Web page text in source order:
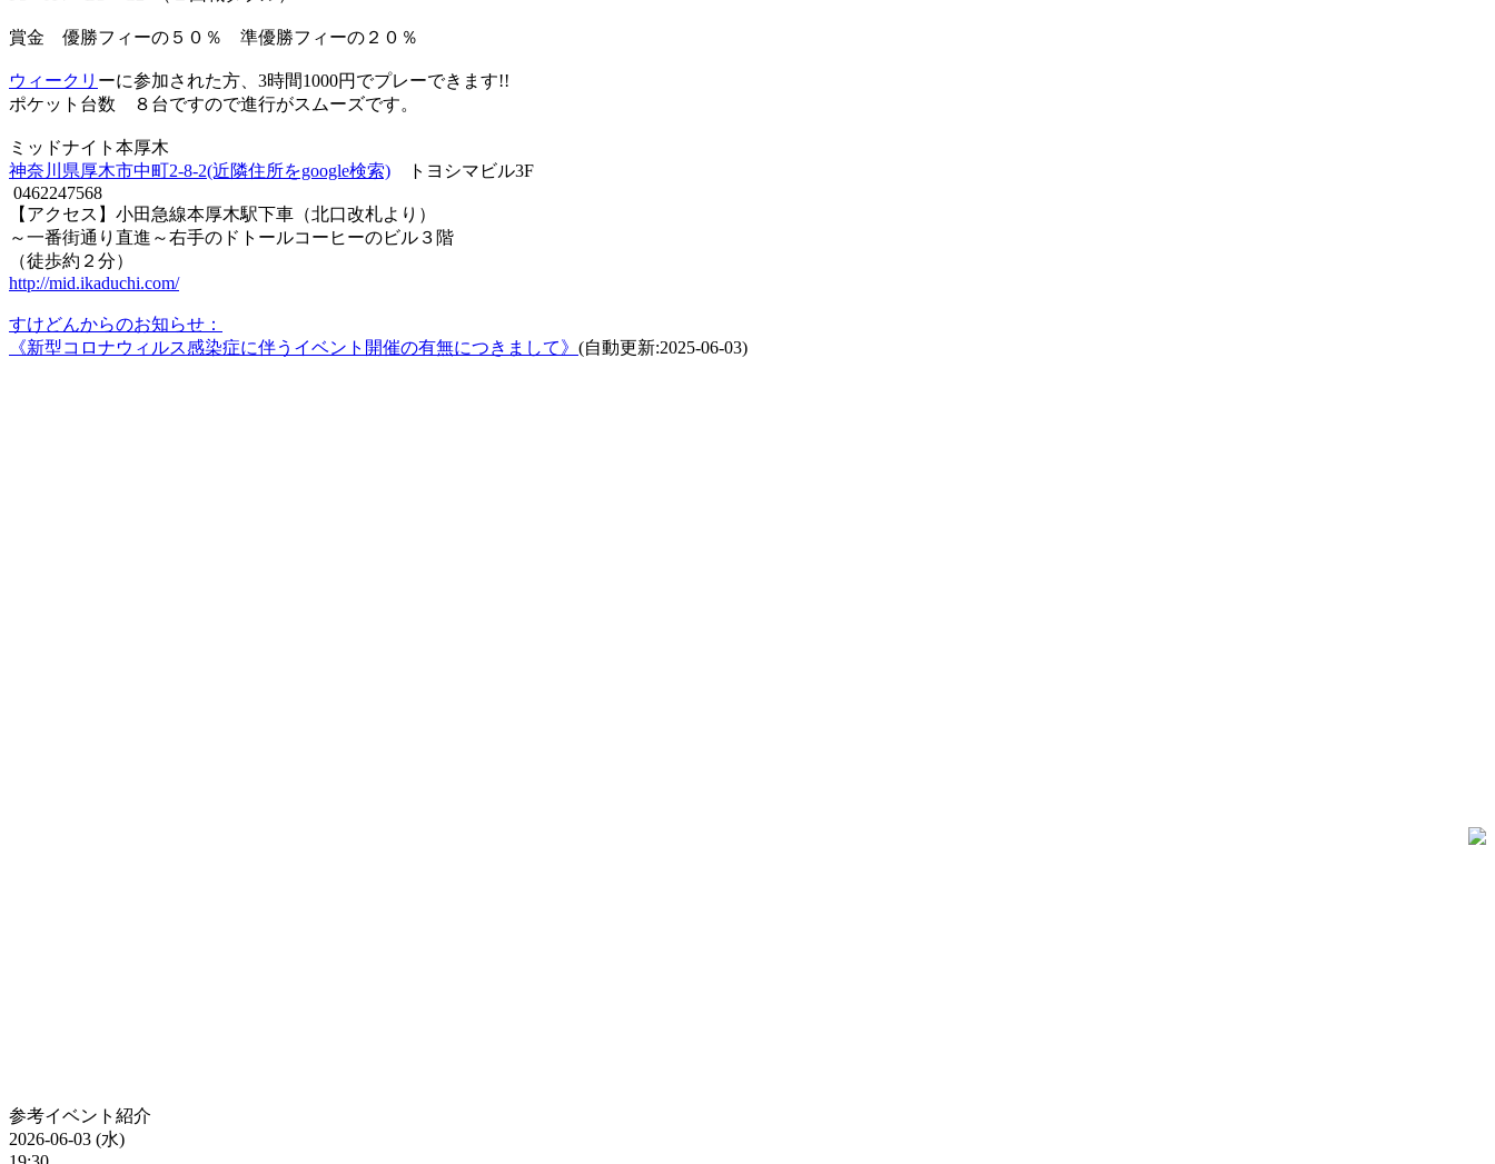
賞金 優勝フィーの５０％ 準優勝フィーの２０％
ウィークリ ーに参加された方、3時間1000円でプレーできます!!
ポケット台数 ８台ですので進行がスムーズです。
ミッドナイト本厚木
神奈川県厚木市中町2-8-2(近隣住所をgoogle検索) トヨシマビル3F
0462247568
【アクセス】小田急線本厚木駅下車（北口改札より）
～一番街通り直進～右手のドトールコーヒーのビル３階
（徒歩約２分）
http://mid.ikaduchi.com/
すけどんからのお知らせ：
《新型コロナウィルス感染症に伴うイベント開催の有無につきまして》 (自動更新:2025-06-03)
参考イベント紹介
2026-06-03 (水)